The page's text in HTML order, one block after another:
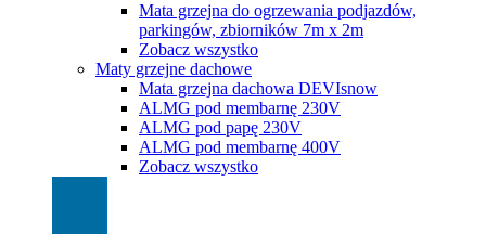
Mata grzejna do ogrzewania podjazdów,
parkingów, zbiorników 7m x 2m
Zobacz wszystko
Maty grzejne dachowe
Mata grzejna dachowa DEVIsnow
ALMG pod membarnę 230V
ALMG pod papę 230V
ALMG pod membarnę 400V
Zobacz wszystko